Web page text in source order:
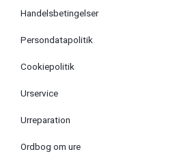
Handelsbetingelser
Persondatapolitik
Cookiepolitik
Urservice
Urreparation
Ordbog om ure